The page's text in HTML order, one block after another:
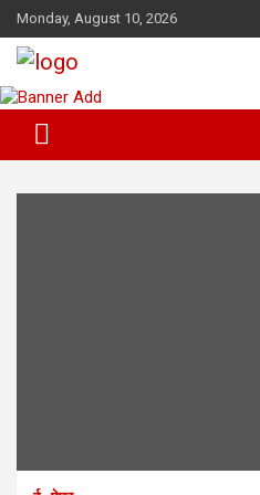
Skip
to
content
Monday, August 10, 2026